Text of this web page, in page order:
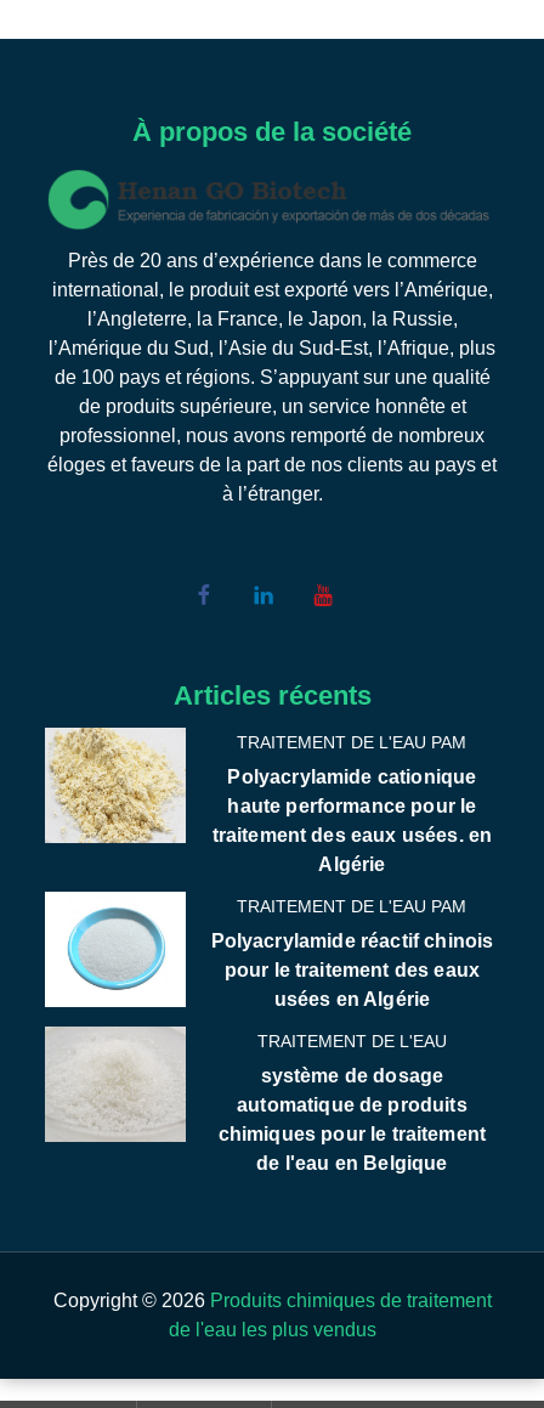
À propos de la société
Près de 20 ans d’expérience dans le commerce
international, le produit est exporté vers l’Amérique,
l’Angleterre, la France, le Japon, la Russie,
l’Amérique du Sud, l’Asie du Sud-Est, l’Afrique, plus
de 100 pays et régions. S’appuyant sur une qualité
de produits supérieure, un service honnête et
professionnel, nous avons remporté de nombreux
éloges et faveurs de la part de nos clients au pays et
à l’étranger.
Articles récents
TRAITEMENT DE L'EAU PAM
Polyacrylamide cationique
haute performance pour le
traitement des eaux usées. en
Algérie
TRAITEMENT DE L'EAU PAM
Polyacrylamide réactif chinois
pour le traitement des eaux
usées en Algérie
TRAITEMENT DE L'EAU
système de dosage
automatique de produits
chimiques pour le traitement
de l'eau en Belgique
Copyright © 2026 Produits chimiques de traitement
de l'eau les plus vendus